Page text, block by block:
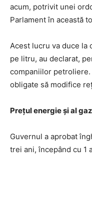
acum, potrivit unei
Parlament în această
Acest lucru va duce la
pe litru, au declarat,
companiilor
obligate să modifice
Preţul energie şi al
Guvernul a aprobat
trei ani, începând cu 1